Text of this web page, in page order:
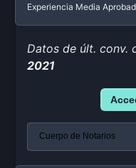
Experiencia Media
Datos de últ. conv.
2021